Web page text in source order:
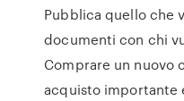
Pubblica quello che
documenti con chi
Comprare un nuovo
acquisto importante